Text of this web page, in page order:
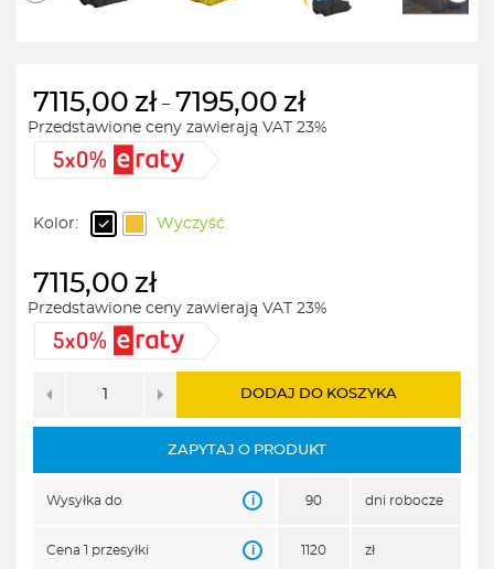
7115,00 zł – 7195,00 zł
Zakres
cen:
7115,00zł
Przedstawione ceny zawierają VAT 23%
Kolor: Wyczyść
7115,00 zł
Przedstawione ceny zawierają VAT 23%
DODAJ DO KOSZYKA
ZAPYTAJ O PRODUKT
Wysyłka do i 90 dni robocze
Cena 1 przesyłki i 1120 zł